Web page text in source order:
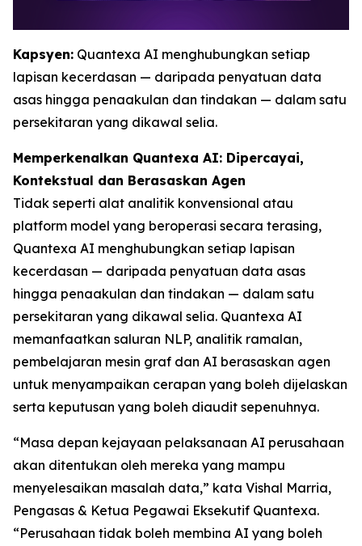
Kapsyen: Quantexa AI menghubungkan setiap
lapisan kecerdasan — daripada penyatuan data
asas hingga penaakulan dan tindakan — dalam satu
persekitaran yang dikawal selia.
Memperkenalkan Quantexa AI: Dipercayai,
Kontekstual dan Berasaskan Agen
Tidak seperti alat analitik konvensional atau
platform model yang beroperasi secara terasing,
Quantexa AI menghubungkan setiap lapisan
kecerdasan — daripada penyatuan data asas
hingga penaakulan dan tindakan — dalam satu
persekitaran yang dikawal selia. Quantexa AI
memanfaatkan saluran NLP, analitik ramalan,
pembelajaran mesin graf dan AI berasaskan agen
untuk menyampaikan cerapan yang boleh dijelaskan
serta keputusan yang boleh diaudit sepenuhnya.
“Masa depan kejayaan pelaksanaan AI perusahaan
akan ditentukan oleh mereka yang mampu
menyelesaikan masalah data,” kata Vishal Marria,
Pengasas & Ketua Pegawai Eksekutif Quantexa.
“Perusahaan tidak boleh membina AI yang boleh